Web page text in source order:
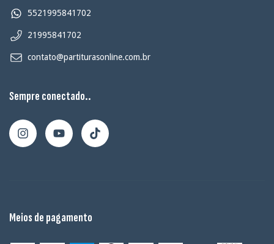
5521995841702
21995841702
contato@partiturasonline.com.br
Sempre conectado..
Meios de pagamento